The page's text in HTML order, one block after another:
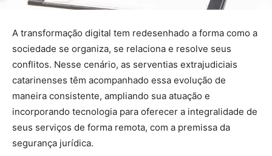
A transformação digital tem redesenhado a forma como a
sociedade se organiza, se relaciona e resolve seus
conflitos. Nesse cenário, as serventias extrajudiciais
catarinenses têm acompanhado essa evolução de
maneira consistente, ampliando sua atuação e
incorporando tecnologia para oferecer a integralidade de
seus serviços de forma remota, com a premissa da
segurança jurídica.